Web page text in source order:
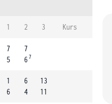
1 2 3 Kurs
7
5
7
67
1
6
6
4
13
11